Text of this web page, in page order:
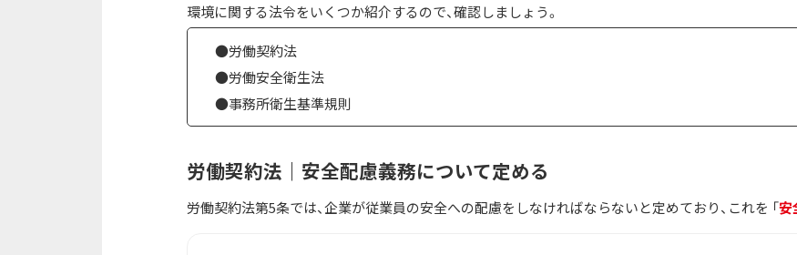
環境に関する法令をいくつか紹介するので、確認しましょう。
●労働契約法
●労働安全衛生法
●事務所衛生基準規則
労働契約法｜安全配慮義務について定める
労働契約法第5条では、企業が従業員の安全への配慮をしなければならないと定めており、これを 「安